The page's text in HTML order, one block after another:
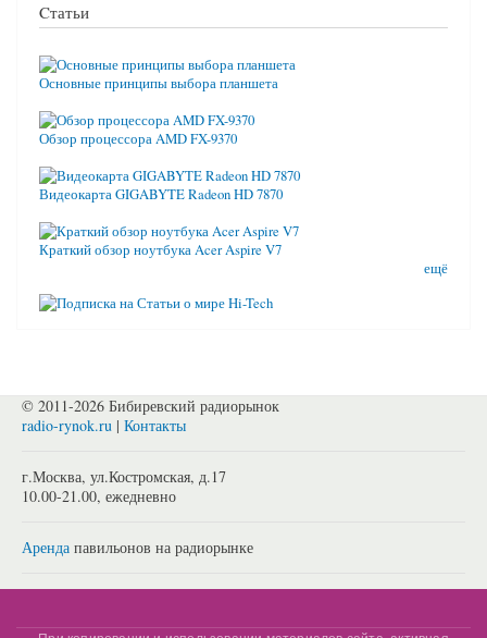
Cтатьи
Основные принципы выбора планшета
Обзор процессора AMD FX-9370
Видеокарта GIGABYTE Radeon HD 7870
Краткий обзор ноутбука Acer Aspire V7
ещё
© 2011-2026 Бибиревский радиорынок
radio-rynok.ru | Контакты
г.Москва, ул.Костромская, д.17
10.00-21.00, ежедневно
Аренда павильонов на радиорынке